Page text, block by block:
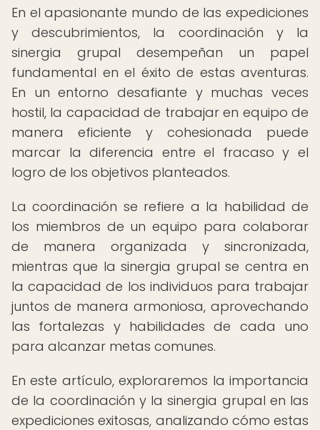
En el apasionante mundo de las expediciones
y descubrimientos, la coordinación y la
sinergia grupal desempeñan un papel
fundamental en el éxito de estas aventuras.
En un entorno desafiante y muchas veces
hostil, la capacidad de trabajar en equipo de
manera eficiente y cohesionada puede
marcar la diferencia entre el fracaso y el
logro de los objetivos planteados.
La coordinación se refiere a la habilidad de
los miembros de un equipo para colaborar
de manera organizada y sincronizada,
mientras que la sinergia grupal se centra en
la capacidad de los individuos para trabajar
juntos de manera armoniosa, aprovechando
las fortalezas y habilidades de cada uno
para alcanzar metas comunes.
En este artículo, exploraremos la importancia
de la coordinación y la sinergia grupal en las
expediciones exitosas, analizando cómo estas